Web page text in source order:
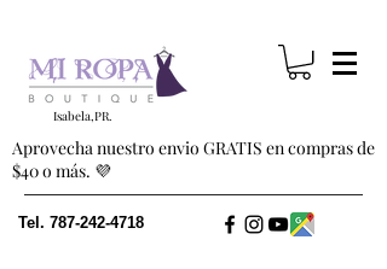
Isabela,PR.
Aprovecha nuestro envio GRATIS en compras de
$40 o más. 💜
Tel. 787-242-4718